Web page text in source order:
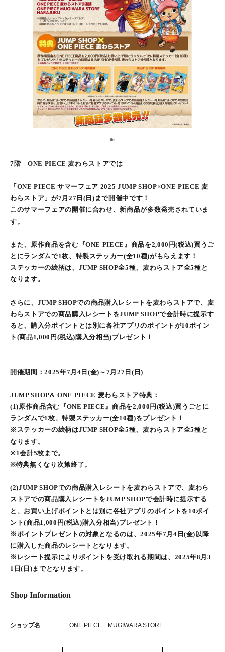
1
7階 ONE PIECE 麦わらストアでは
「ONE PIECE サマーフェア 2025 JUMP SHOP×ONE PIECE 麦
わらストア」が7月27日(日)まで開催中です！
このサマーフェアの開催に合わせ、新商品が多数発売されていま
す。
また、原作商品を含む『ONE PIECE』商品を2,000円(税込)買うご
とにランダムで1枚、特製ステッカー(全10種)がもらえます！
ステッカーの絵柄は、JUMP SHOP全5種、麦わらストア全5種と
なります。
さらに、JUMP SHOPでの商品購入レシートを麦わらストアで、麦
わらストアでの商品購入レシートをJUMP SHOPで会計時に提示す
ると、購入分ポイントとは別に各社アプリのポイントが10ポイン
ト(商品1,000円(税込)購入分相当)プレゼント！
開催期間：2025年7月4日(金)～7月27日(日)
JUMP SHOP& ONE PIECE 麦わらストア特典：
(1)原作商品含む『ONE PIECE』商品を2,000円(税込)買うごとに
ランダムで1枚、特製ステッカー(全10種)をプレゼント！
※ステッカーの絵柄はJUMP SHOP全5種、麦わらストア全5種と
なります。
※1会計5枚まで。
※特典無くなり次第終了。
(2)JUMP SHOPでの商品購入レシートを麦わらストアで、麦わら
ストアでの商品購入レシートをJUMP SHOPで会計時に提示する
と、お買い上げポイントとは別に各社アプリのポイントを10ポイ
ント(商品1,000円(税込)購入分相当)プレゼント！
※ポイントプレゼントの対象となるのは、2025年7月4日(金)以降
に購入した商品のレシートとなります。
※レシート提示によりポイントを受け取れる期間は、2025年8月3
1日(日)までとなります。
Shop Information
ショップ名 ONE PIECE MUGIWARA STORE